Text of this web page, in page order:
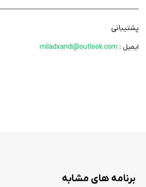
پشتیبانی
ایمیل : miladxandi@outlook.com
برنامه های مشابه